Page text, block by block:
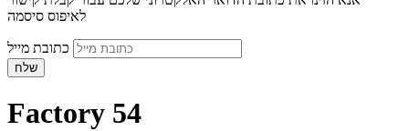
לאיפוס סיסמה
שלח
Factory 54